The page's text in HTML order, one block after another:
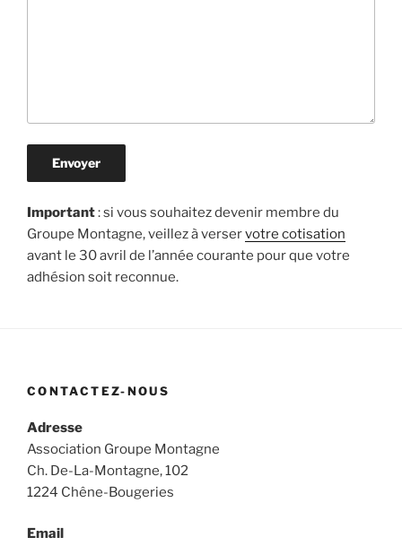
Important: si vous souhaitez devenir membre du
Groupe Montagne, veillez à verservotre cotisation
avant le 30 avril de l’année courante pour que votre
adhésion soit reconnue.
CONTACTEZ-NOUS
Adresse
Association Groupe Montagne
Ch. De-La-Montagne, 102
1224 Chêne-Bougeries
Email